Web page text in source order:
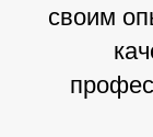
своим